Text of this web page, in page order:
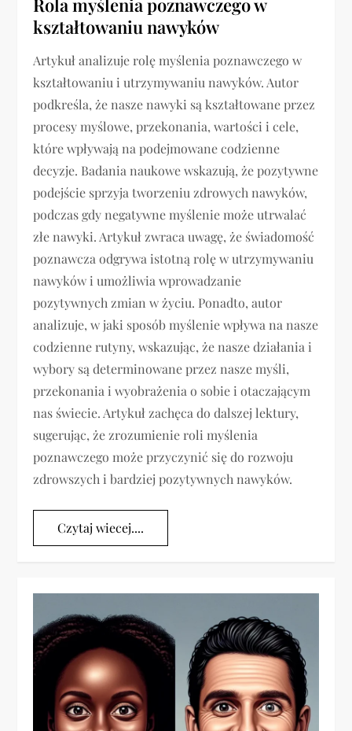
kształtowaniu nawyków
Artykuł analizuje rolę myślenia poznawczego w
kształtowaniu i utrzymywaniu nawyków. Autor
podkreśla, że nasze nawyki są kształtowane przez
procesy myślowe, przekonania, wartości i cele,
które wpływają na podejmowane codzienne
decyzje. Badania naukowe wskazują, że pozytywne
podejście sprzyja tworzeniu zdrowych nawyków,
podczas gdy negatywne myślenie może utrwalać
złe nawyki. Artykuł zwraca uwagę, że świadomość
poznawcza odgrywa istotną rolę w utrzymywaniu
nawyków i umożliwia wprowadzanie
pozytywnych zmian w życiu. Ponadto, autor
analizuje, w jaki sposób myślenie wpływa na nasze
codzienne rutyny, wskazując, że nasze działania i
wybory są determinowane przez nasze myśli,
przekonania i wyobrażenia o sobie i otaczającym
nas świecie. Artykuł zachęca do dalszej lektury,
sugerując, że zrozumienie roli myślenia
poznawczego może przyczynić się do rozwoju
zdrowszych i bardziej pozytywnych nawyków.
Czytaj wiecej....